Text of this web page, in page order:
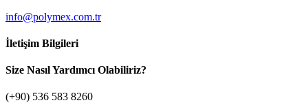
info@polymex.com.tr
İletişim Bilgileri
Size Nasıl Yardımcı Olabiliriz?
(+90) 536 583 8260